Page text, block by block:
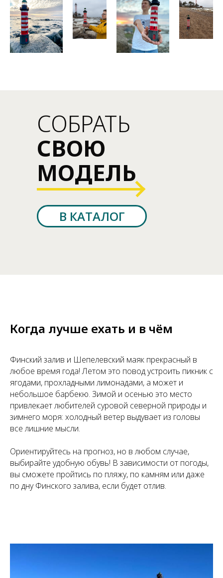
СОБРАТЬ
СВОЮ
МОДЕЛЬ
В КАТАЛОГ
Когда лучше ехать и в чём
Финский залив и Шепелевский маяк прекрасный в
любое время года! Летом это повод устроить пикник с
ягодами, прохладными лимонадами, а может и
небольшое барбекю. Зимой и осенью это место
привлекает любителей суровой северной природы и
зимнего моря: холодный ветер выдувает из головы
все лишние мысли.
Ориентируйтесь на прогноз, но в любом случае,
выбирайте удобную обувь! В зависимости от погоды,
вы сможете пройтись по пляжу, по камням или даже
по дну Финского залива, если будет отлив.